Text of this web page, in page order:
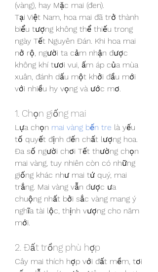
(vàng), hay Mặc mai (đen).
Tại Việt Nam, hoa mai đã trở thành
biểu tượng không thể thiếu trong
ngày Tết Nguyên Đán. Khi hoa mai
nở rộ, người ta cảm nhận được
không khí tươi vui, ấm áp của mùa
xuân, đánh dấu một khởi đầu mới
với nhiều hy vọng và ước mơ.
1. Chọn giống mai
Lựa chọn mai vàng bến tre là yếu
tố quyết định đến chất lượng hoa.
Đa số người chơi Tết thường chọn
mai vàng, tuy nhiên còn có những
giống khác như mai tứ quý, mai
trắng. Mai vàng vẫn được ưa
chuộng nhất bởi sắc vàng mang ý
nghĩa tài lộc, thịnh vượng cho năm
mới.
2. Đất trồng phù hợp
Cây mai thích hợp với đất mềm, tơi